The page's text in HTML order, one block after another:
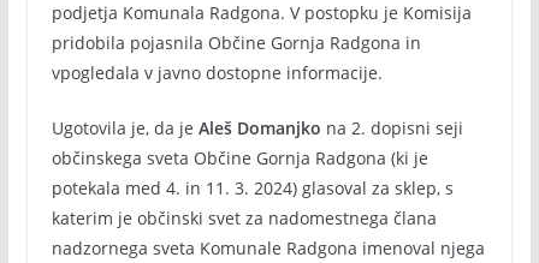
podjetja Komunala Radgona. V postopku je Komisija
pridobila pojasnila Občine Gornja Radgona in
vpogledala v javno dostopne informacije.
Ugotovila je, da je Aleš Domanjko na 2. dopisni seji
občinskega sveta Občine Gornja Radgona (ki je
potekala med 4. in 11. 3. 2024) glasoval za sklep, s
katerim je občinski svet za nadomestnega člana
nadzornega sveta Komunale Radgona imenoval njega